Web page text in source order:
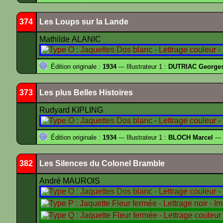
374 Les Loups sur la Lande
Mathilde ALANIC
Édition originale : 1934--- Illustrateur 1 : DUTRIAC
373 Les plus Belles Histoires
Rudyard KIPLING
Édition originale : 1934--- Illustrateur 1 : BLOCH Marcel ---
382 Les Silences du Colonel Bramble
André MAUROIS